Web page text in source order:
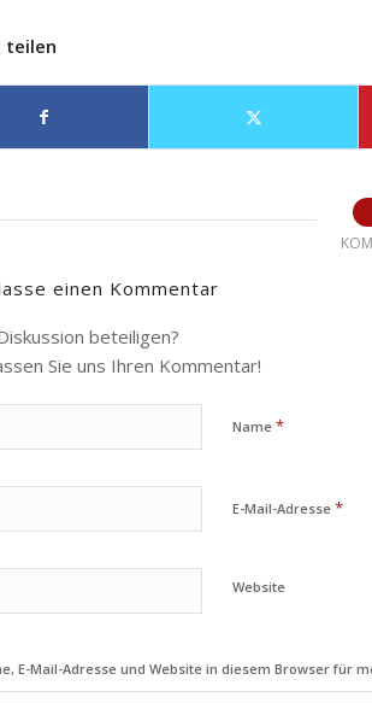
teilen
einen Kommentar
beteiligen?
Sie uns Ihren Kommentar!
Name *
E-Mail-Adresse *
Website
E-Mail-Adresse und Website in diesem Browser für